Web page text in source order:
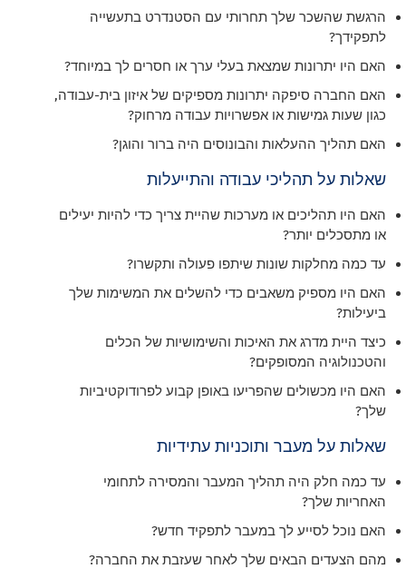
הרגשת שהשכר שלך תחרותי עם הסטנדרט בתעשייה
לתפקידך?
האם היו יתרונות שמצאת בעלי ערך או חסרים לך במיוחד?
האם החברה סיפקה יתרונות מספיקים של איזון בית-עבודה,
כגון שעות גמישות או אפשרויות עבודה מרחוק?
האם תהליך ההעלאות והבונוסים היה ברור והוגן?
שאלות על תהליכי עבודה והתייעלות
האם היו תהליכים או מערכות שהיית צריך כדי להיות יעילים
או מתסכלים יותר?
עד כמה מחלקות שונות שיתפו פעולה ותקשרו?
האם היו מספיק משאבים כדי להשלים את המשימות שלך
ביעילות?
כיצד היית מדרג את האיכות והשימושיות של הכלים
והטכנולוגיה המסופקים?
האם היו מכשולים שהפריעו באופן קבוע לפרודוקטיביות
שלך?
שאלות על מעבר ותוכניות עתידיות
עד כמה חלק היה תהליך המעבר והמסירה לתחומי
האחריות שלך?
האם נוכל לסייע לך במעבר לתפקיד חדש?
מהם הצעדים הבאים שלך לאחר שעזבת את החברה?